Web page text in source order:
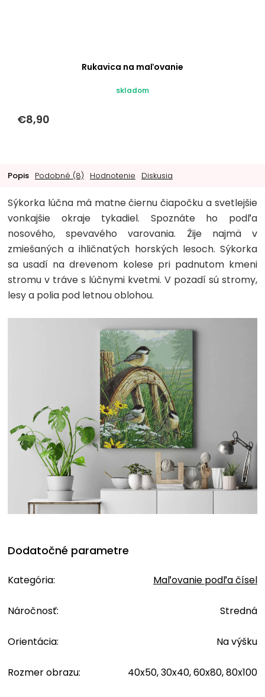
Rukavica na maľovanie
skladom
€8,90
Popis Podobné (8) Hodnotenie Diskusia
Sýkorka lúčna má matne čiernu čiapočku a svetlejšie
vonkajšie okraje tykadiel. Spoznáte ho podľa
nosového, spevavého varovania. Žije najmä v
zmiešaných a ihličnatých horských lesoch. Sýkorka
sa usadí na drevenom kolese pri padnutom kmeni
stromu v tráve s lúčnymi kvetmi. V pozadí sú stromy,
lesy a polia pod letnou oblohou.
Dodatočné parametre
Kategória: Maľovanie podľa čísel
Náročnosť: Stredná
Orientácia: Na výšku
Rozmer obrazu: 40x50, 30x40, 60x80, 80x100